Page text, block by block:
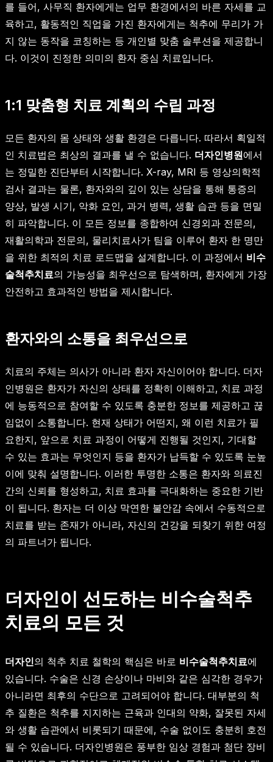
를 들어, 사무직 환자에게는 업무 환경에서의 바른 자세를 교
육하고, 활동적인 직업을 가진 환자에게는 척추에 무리가 가
지 않는 동작을 코칭하는 등 개인별 맞춤 솔루션을 제공합니
다. 이것이 진정한 의미의 환자 중심 치료입니다.
1:1 맞춤형 치료 계획의 수립 과정
모든 환자의 몸 상태와 생활 환경은 다릅니다. 따라서 획일적
인 치료법은 최상의 결과를 낼 수 없습니다. 더자인병원에서
는 정밀한 진단부터 시작합니다. X-ray, MRI 등 영상의학적
검사 결과는 물론, 환자와의 깊이 있는 상담을 통해 통증의
양상, 발생 시기, 악화 요인, 과거 병력, 생활 습관 등을 면밀
히 파악합니다. 이 모든 정보를 종합하여 신경외과 전문의,
재활의학과 전문의, 물리치료사가 팀을 이루어 환자 한 명만
을 위한 최적의 치료 로드맵을 설계합니다. 이 과정에서 비수
술척추치료의 가능성을 최우선으로 탐색하며, 환자에게 가장
안전하고 효과적인 방법을 제시합니다.
환자와의 소통을 최우선으로
치료의 주체는 의사가 아니라 환자 자신이어야 합니다. 더자
인병원은 환자가 자신의 상태를 정확히 이해하고, 치료 과정
에 능동적으로 참여할 수 있도록 충분한 정보를 제공하고 끊
임없이 소통합니다. 현재 상태가 어떤지, 왜 이런 치료가 필
요한지, 앞으로 치료 과정이 어떻게 진행될 것인지, 기대할
수 있는 효과는 무엇인지 등을 환자가 납득할 수 있도록 눈높
이에 맞춰 설명합니다. 이러한 투명한 소통은 환자와 의료진
간의 신뢰를 형성하고, 치료 효과를 극대화하는 중요한 기반
이 됩니다. 환자는 더 이상 막연한 불안감 속에서 수동적으로
치료를 받는 존재가 아니라, 자신의 건강을 되찾기 위한 여정
의 파트너가 됩니다.
더자인이 선도하는 비수술척추
치료의 모든 것
더자인의 척추 치료 철학의 핵심은 바로 비수술척추치료에
있습니다. 수술은 신경 손상이나 마비와 같은 심각한 경우가
아니라면 최후의 수단으로 고려되어야 합니다. 대부분의 척
추 질환은 척추를 지지하는 근육과 인대의 약화, 잘못된 자세
와 생활 습관에서 비롯되기 때문에, 수술 없이도 충분히 호전
될 수 있습니다. 더자인병원은 풍부한 임상 경험과 첨단 장비